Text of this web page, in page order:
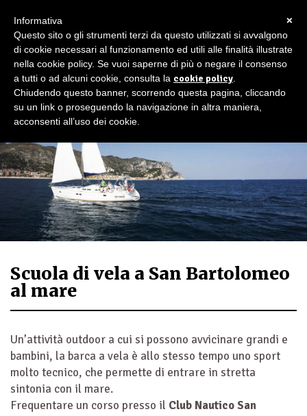
Scuola di vela a San Bartolomeo
al mare
Un’attività outdoor a cui si possono avvicinare grandi e
bambini, la barca a vela è allo stesso tempo uno sport
molto tecnico, che permette di entrare in stretta
sintonia con il mare.
Frequentare un corso presso il Club Nautico San
×
Informativa
Questo sito o gli strumenti terzi da questo utilizzati si avvalgono
di cookie necessari al funzionamento ed utili alle finalità illustrate
nella cookie policy. Se vuoi saperne di più o negare il consenso
a tutti o ad alcuni cookie, consulta la cookie policy
Chiudendo questo banner, scorrendo questa pagina, cliccando
su un link o proseguendo la navigazione in altra maniera,
acconsenti all’uso dei cookie.